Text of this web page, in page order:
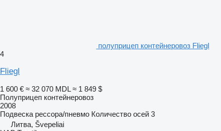
полуприцеп контейнеровоз Fliegl
4
Fliegl
1 600 € ≈ 32 070 MDL ≈ 1 849 $
Полуприцеп контейнеровоз
2008
Подвеска рессора/пневмо Количество осей 3
Литва, Švepeliai